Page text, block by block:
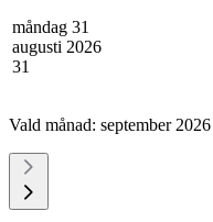
måndag 31
augusti 2026
31
Vald månad: september 2026